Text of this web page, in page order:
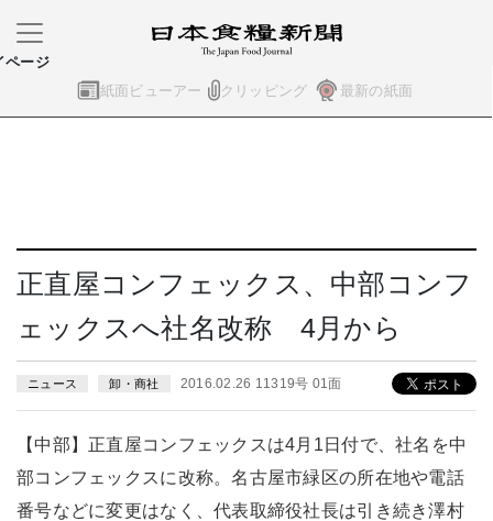
紙面ビューアー クリッピング 最新の紙面
ページ
正直屋コンフェックス、中部コンフ
ェックスへ社名改称 4月から
ニュース 卸・商社 2016.02.26 11319号 01面
【中部】正直屋コンフェックスは4月1日付で、社名を中
部コンフェックスに改称。名古屋市緑区の所在地や電話
番号などに変更はなく、代表取締役社長は引き続き澤村